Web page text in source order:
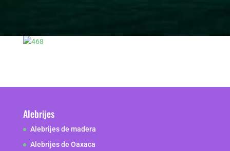
Alebrijes
Alebrijes de madera
Alebrijes de Oaxaca